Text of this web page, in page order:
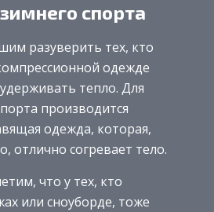
спорта
разуверить тех, кто
одежде
тепло. Для
производится
одежда, которая,
отлично согревает тело.
что у тех, кто
или сноуборде, тоже